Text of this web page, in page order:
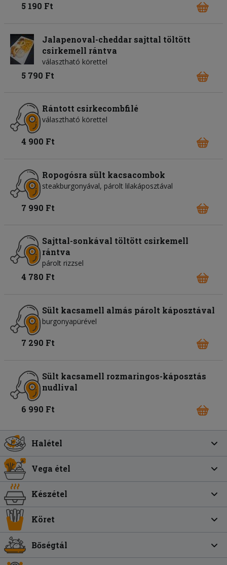
5 190 Ft
Jalapenoval-cheddar sajttal töltött
csirkemell rántva
választható körettel
5 790 Ft
Rántott csirkecombfilé
választható körettel
4 900 Ft
Ropogósra sült kacsacombok
steakburgonyával, párolt lilakáposztával
7 990 Ft
Sajttal-sonkával töltött csirkemell
rántva
párolt rizzsel
4 780 Ft
Sült kacsamell almás párolt káposztával
burgonyapürével
7 290 Ft
Sült kacsamell rozmaringos-káposztás
nudlival
6 990 Ft
Halétel
Vega étel
Készétel
Köret
Bőségtál